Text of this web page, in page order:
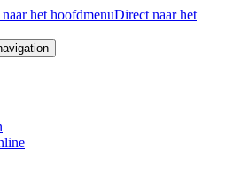
het hoofdmenuDirect naar het